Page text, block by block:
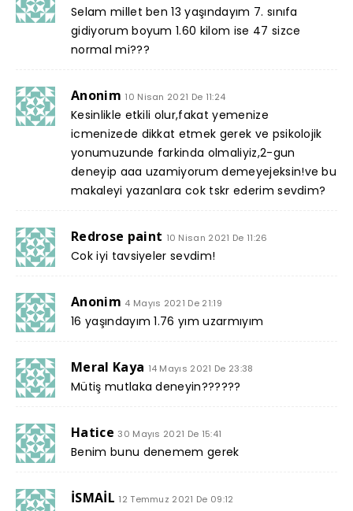
Selam millet ben 13 yaşındayım 7. sınıfa
gidiyorum boyum 1.60 kilom ise 47 sizce
normal mi???
Anonim 10 Nisan 2021 De 11:24
Kesinlikle etkili olur,fakat yemenize
icmenizede dikkat etmek gerek ve psikolojik
yonumuzunde farkinda olmaliyiz,2-gun
deneyip aaa uzamiyorum demeyejeksin!ve bu
makaleyi yazanlara cok tskr ederim sevdim?
Redrose paint 10 Nisan 2021 De 11:26
Cok iyi tavsiyeler sevdim!
Anonim 4 Mayıs 2021 De 21:19
16 yaşındayım 1.76 yım uzarmıyım
Meral Kaya 14 Mayıs 2021 De 23:38
Mütiş mutlaka deneyin??????
Hatice 30 Mayıs 2021 De 15:41
Benim bunu denemem gerek
İSMAİL 12 Temmuz 2021 De 09:12